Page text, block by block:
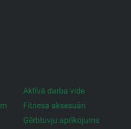
Aktīvā darba vide
Fitnesa aksesuāri
Ģērbtuvju aprīkojums